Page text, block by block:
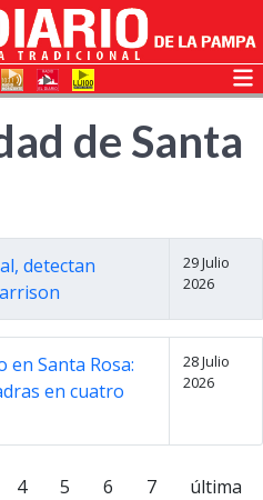
de Santa
detectan
29 Julio
2026
en Santa Rosa:
en cuatro
28 Julio
2026
4 5 6 7 última